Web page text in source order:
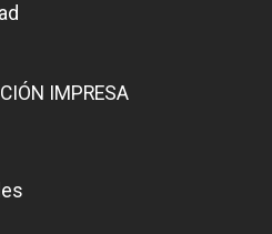
IMPRESA